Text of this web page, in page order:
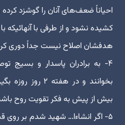
احیاناً ضعف‌های آنان را گوشزد
کشیده نشود و از طرفی با آنهائیکه
هدفشان اصلاح نیست جداً دوری
۴- به برادران پاسدار و بسیج
بخوانند و در هفته
بیش از پیش به فکر تقویت روح
۵- اگر انشاءا… شهید شدم بر روی